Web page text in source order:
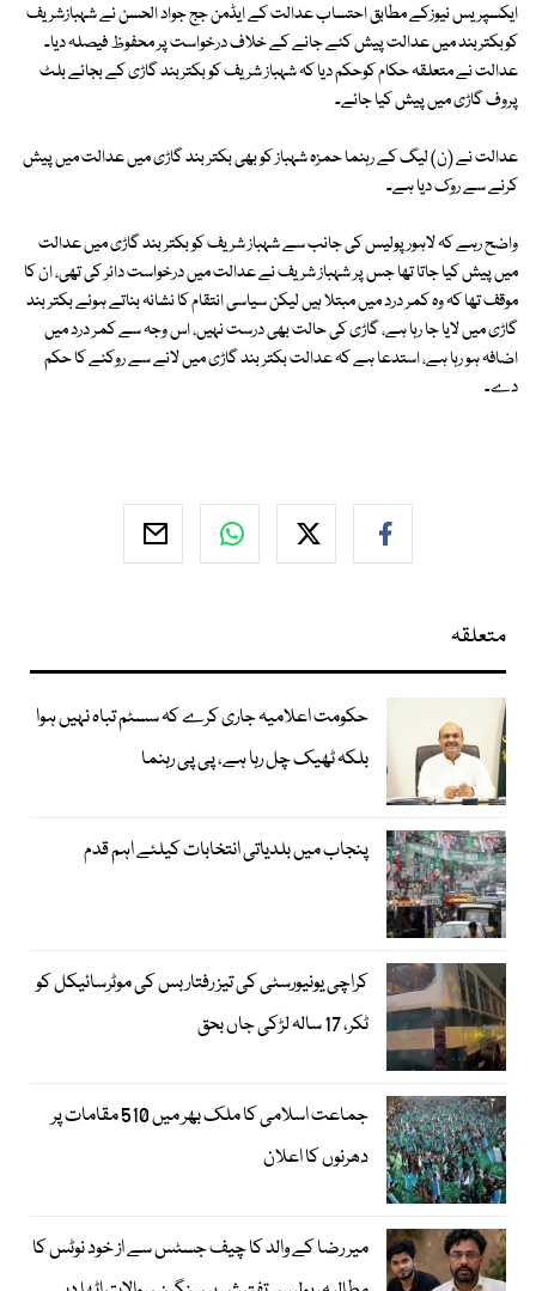
ایکسپریس نیوزکے مطابق احتساب عدالت کے ایڈمن جج جواد الحسن نے شہبازشریف
کوبکتربند میں عدالت پیش کئے جانے کے خلاف درخواست پر محفوظ فیصلہ دیا۔
عدالت نے متعلقہ حکام کوحکم دیا کہ شہباز شریف کو بکتربند گاڑی کے بجائے بلٹ
پروف گاڑی میں پیش کیا جائے۔
عدالت نے (ن) لیگ کے رہنما حمزہ شہباز کو بھی بکتر بند گاڑی میں عدالت میں پیش
کرنے سے روک دیا ہے۔
واضح رہے کہ لاہور پولیس کی جانب سے شہباز شریف کو بکتر بند گاڑی میں عدالت
میں پیش کیا جاتا تھا جس پر شہباز شریف نے عدالت میں درخواست دائر کی تھی، ان کا
موقف تھا کہ وہ کمر درد میں مبتلا ہیں لیکن سیاسی انتقام کا نشانہ بناتے ہوئے بکتر بند
گاڑی میں لایا جا رہا ہے، گاڑی کی حالت بھی درست نہیں، اس وجہ سے کمر درد میں
اضافہ ہو رہا ہے، استدعا ہے کہ عدالت بکتر بند گاڑی میں لانے سے روکنے کا حکم
دے۔
متعلقہ
حکومت اعلامیہ جاری کرے کہ سسٹم تباہ نہیں ہوا
بلکہ ٹھیک چل رہا ہے، پی پی رہنما
پنجاب میں بلدیاتی انتخابات کیلئے اہم قدم
کراچی یونیورسٹی کی تیز رفتار بس کی موٹرسائیکل کو
ٹکر، 17 سالہ لڑکی جاں بحق
جماعت اسلامی کا ملک بھر میں 510 مقامات پر
دھرنوں کا اعلان
میر رضا کے والد کا چیف جسٹس سے از خود نوٹس کا